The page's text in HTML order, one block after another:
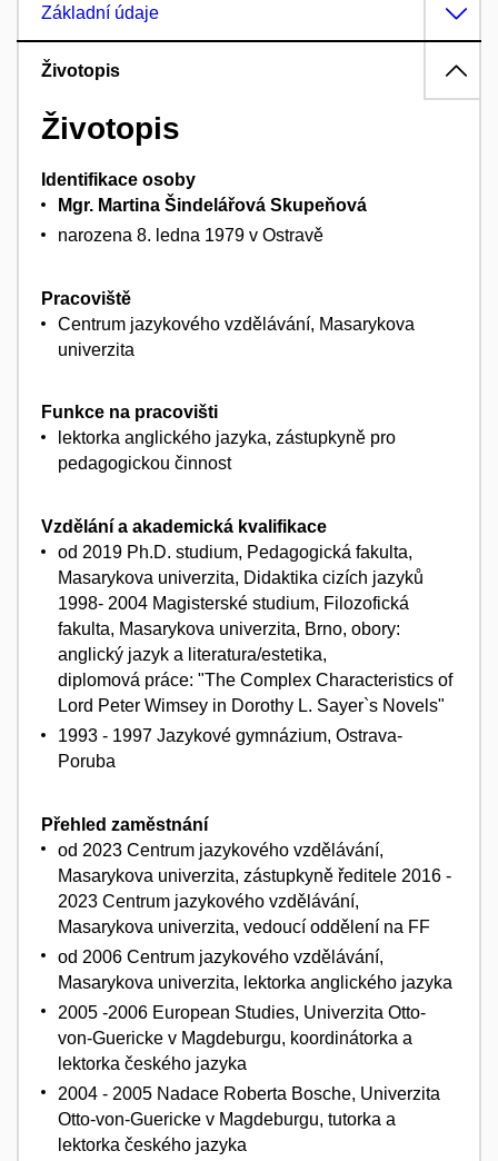
Základní údaje
Životopis
Životopis
Identifikace osoby
Mgr. Martina Šindelářová Skupeňová
narozena 8. ledna 1979 v Ostravě
Pracoviště
Centrum jazykového vzdělávání, Masarykova
univerzita
Funkce na pracovišti
lektorka anglického jazyka, zástupkyně pro
pedagogickou činnost
Vzdělání a akademická kvalifikace
od 2019 Ph.D. studium, Pedagogická fakulta,
Masarykova univerzita, Didaktika cizích jazyků
1998- 2004 Magisterské studium, Filozofická
fakulta, Masarykova univerzita, Brno, obory:
anglický jazyk a literatura/estetika,
diplomová práce: "The Complex Characteristics of
Lord Peter Wimsey in Dorothy L. Sayer`s Novels"
1993 - 1997 Jazykové gymnázium, Ostrava-
Poruba
Přehled zaměstnání
od 2023 Centrum jazykového vzdělávání,
Masarykova univerzita, zástupkyně ředitele 2016 -
2023 Centrum jazykového vzdělávání,
Masarykova univerzita, vedoucí oddělení na FF
od 2006 Centrum jazykového vzdělávání,
Masarykova univerzita, lektorka anglického jazyka
2005 -2006 European Studies, Univerzita Otto-
von-Guericke v Magdeburgu, koordinátorka a
lektorka českého jazyka
2004 - 2005 Nadace Roberta Bosche, Univerzita
Otto-von-Guericke v Magdeburgu, tutorka a
lektorka českého jazyka